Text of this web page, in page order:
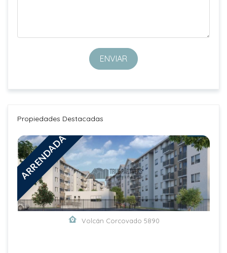
ENVIAR
Propiedades Destacadas
ARRENDADA
Volcán Corcovado 5890